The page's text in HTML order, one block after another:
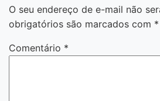
O seu endereço de e-mail não
obrigatórios são marcados com *
Comentário *